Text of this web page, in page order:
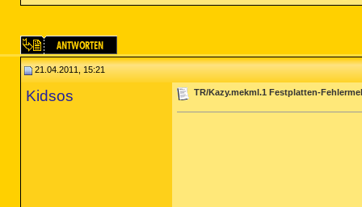
21.04.2011, 15:21
Kidsos TR/Kazy.mekml.1 Festplatten-